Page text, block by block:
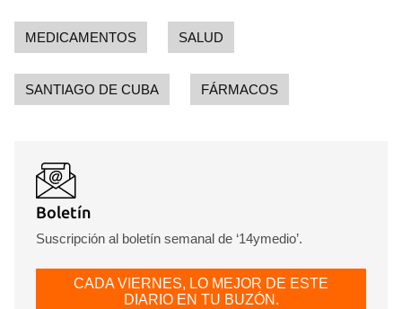
MEDICAMENTOS SALUD
SANTIAGO DE CUBA FÁRMACOS
Boletín
Suscripción al boletín semanal de ‘14ymedio’.
CADA VIERNES, LO MEJOR DE ESTE
DIARIO EN TU BUZÓN.